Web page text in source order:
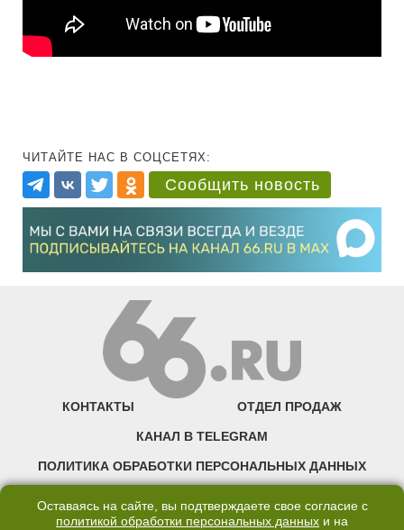
ЧИТАЙТЕ НАС В СОЦСЕТЯХ:
Сообщить новость
КОНТАКТЫ ОТДЕЛ ПРОДАЖ
КАНАЛ В TELEGRAM
ПОЛИТИКА ОБРАБОТКИ ПЕРСОНАЛЬНЫХ ДАННЫХ
Оставаясь на сайте, вы подтверждаете свое согласие с
политикой обработки персональных данных и на